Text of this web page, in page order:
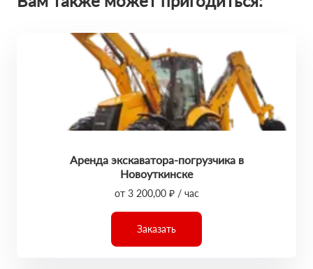
Аренда экскаватора-погрузчика в
Новоуткинске
от 3 200,00 ₽ / час
Заказать